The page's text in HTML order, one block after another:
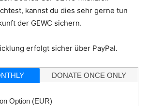
kannst du dies sehr gerne tun
der GEWC sichern.
erfolgt sicher über PayPal.
DONATE ONCE ONLY
Option (EUR)